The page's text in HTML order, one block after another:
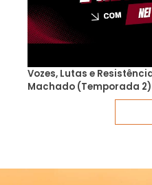
Vozes, Lutas e
Machado (Temporada 2)